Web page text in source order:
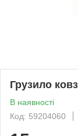
Грузило
В наявності
Код: 59204060